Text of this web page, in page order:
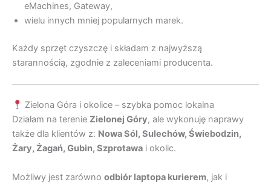
eMachines, Gateway,
wielu innych mniej popularnych marek.
Każdy sprzęt czyszczę i składam z najwyższą
starannością, zgodnie z zaleceniami producenta.
Zielona Góra i okolice – szybka pomoc lokalna
Działam na terenie Zielonej Góry, ale wykonuję naprawy
także dla klientów z: Nowa Sól, Sulechów, Świebodzin,
Żary, Żagań, Gubin, Szprotawa i okolic.
Możliwy jest zarówno odbiór laptopa kurierem, jak i